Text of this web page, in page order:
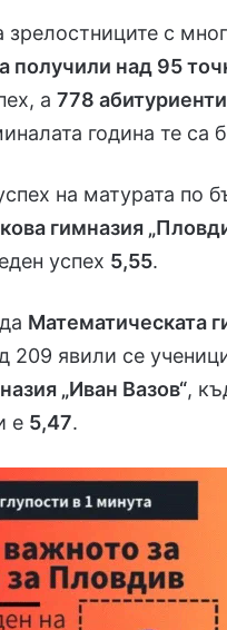
с
получили над 95
а778 абитуриенти
година те са
на матурата по
гимназия
успех 5,55.
Математическата
209 явили се
„Иван Вазов“,
е 5,47.